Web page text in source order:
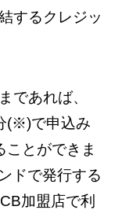
するクレジッ
であれば、
(※)で申込み
ことができま
ドで発行する
加盟店で利